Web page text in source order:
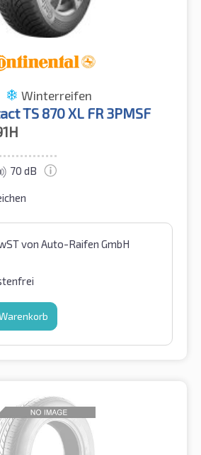
Winterreifen
TS 870 XL FR 3PMSF
70 dB
von Auto-Raifen GmbH